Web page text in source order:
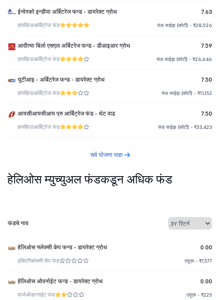
ईन्वेस्को इन्डीया अर्बिटरेज फन्ड - डायरेक्ट ग्रोथ 7.63
हायब्रिडआर्बिट्रेज फंड फंड साईझ (कोटी) - ₹28,526
आदीत्या बिर्ला एसएल अर्बिटरेज फन्ड - डीआइआर ग्रोथ 7.59
हायब्रिडआर्बिट्रेज फंड फंड साईझ (कोटी) - ₹26,646
यूटीआइ - अर्बिटरेज फन्ड - डायरेक्ट ग्रोथ 7.50
हायब्रिडआर्बिट्रेज फंड फंड साईझ (कोटी) - ₹11,152
आयसीआयसीआय प्रु आर्बिट्रेज फंड - थेट वाढ 7.50
हायब्रिडआर्बिट्रेज फंड फंड साईझ (कोटी) - ₹33,423
सर्व योजना पाहा
हेलिओस म्युच्युअल फंडकडून अधिक फंड
फंडचे नाव
हेलिओस फ्लेक्सी केप फन्ड - डायरेक्ट ग्रोथ 0.00
इक्विटीफ्लेक्सी कॅप फंड एयूएम - ₹7,577
हेलिओस ओवर्नाईट फन्ड - डायरेक्ट ग्रोथ 0.00
कर्जओव्हरनाईट फंड एयूएम - ₹225